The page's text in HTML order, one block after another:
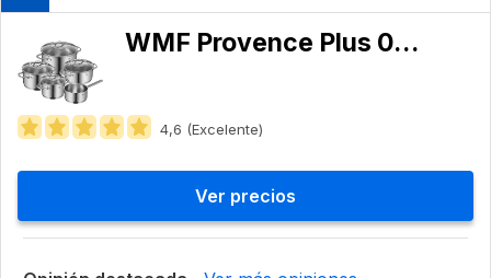
WMF Provence Plus 0721056380
4,6 (Excelente)
Ver precios